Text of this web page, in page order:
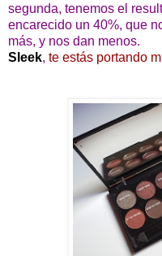
segunda, tenemos el
encarecido un 40%, que
más, y nos dan menos.
Sleek, te estás portando